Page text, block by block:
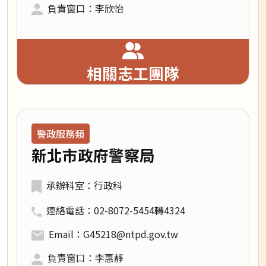
負責窗口：李欣怡
相關志工團隊
領域類別：
警政服務類
新北市政府警察局
承辦科室：行政科
連絡電話：02-8072-5454轉4324
Email：G45218@ntpd.gov.tw
負責窗口：李惠靜